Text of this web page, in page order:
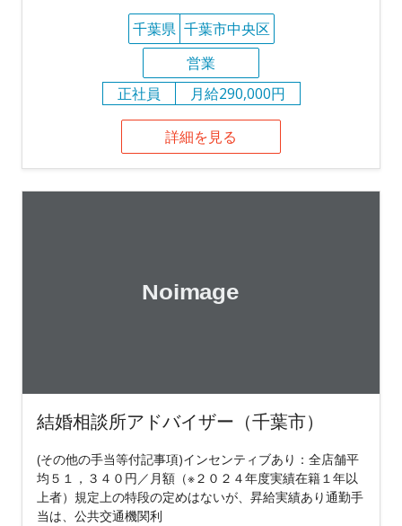
千葉県 千葉市中央区
営業
正社員
月給290,000円
詳細を見る
結婚相談所アドバイザー（千葉市）
(その他の手当等付記事項)インセンティブあり：全店舗平
均５１，３４０円／月額（※２０２４年度実績在籍１年以
上者）規定上の特段の定めはないが、昇給実績あり通勤手
当は、公共交通機関利